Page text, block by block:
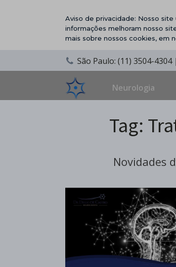
Aviso de privacidade: Nosso
informações melhoram nosso
mais sobre nossos cookies, em
São Paulo: (11) 3504-
Neurologia
Tag:
Novidades